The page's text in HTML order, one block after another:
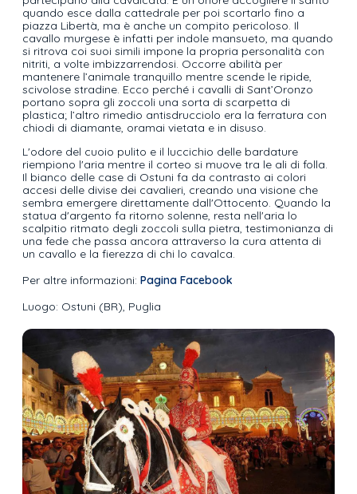
quando esce dalla cattedrale per poi scortarlo fino a
piazza Libertà, ma è anche un compito pericoloso. Il
cavallo murgese è infatti per indole mansueto, ma quando
si ritrova coi suoi simili impone la propria personalità con
nitriti, a volte imbizzarrendosi. Occorre abilità per
mantenere l’animale tranquillo mentre scende le ripide,
scivolose stradine. Ecco perché i cavalli di Sant’Oronzo
portano sopra gli zoccoli una sorta di scarpetta di
plastica; l’altro rimedio antisdrucciolo era la ferratura con
chiodi di diamante, oramai vietata e in disuso.
L'odore del cuoio pulito e il luccichio delle bardature
riempiono l'aria mentre il corteo si muove tra le ali di folla.
Il bianco delle case di Ostuni fa da contrasto ai colori
accesi delle divise dei cavalieri, creando una visione che
sembra emergere direttamente dall'Ottocento. Quando la
statua d'argento fa ritorno solenne, resta nell'aria lo
scalpitio ritmato degli zoccoli sulla pietra, testimonianza di
una fede che passa ancora attraverso la cura attenta di
un cavallo e la fierezza di chi lo cavalca.
Per altre informazioni: Pagina Facebook
Luogo: Ostuni (BR), Puglia